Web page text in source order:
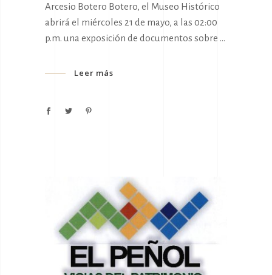
Arcesio Botero Botero, el Museo Histórico
abrirá el miércoles 21 de mayo, a las 02:00
p.m. una exposición de documentos sobre
Leer más